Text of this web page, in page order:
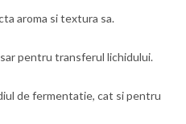
aroma si textura sa.
pentru transferul lichidului.
de fermentatie, cat si pentru